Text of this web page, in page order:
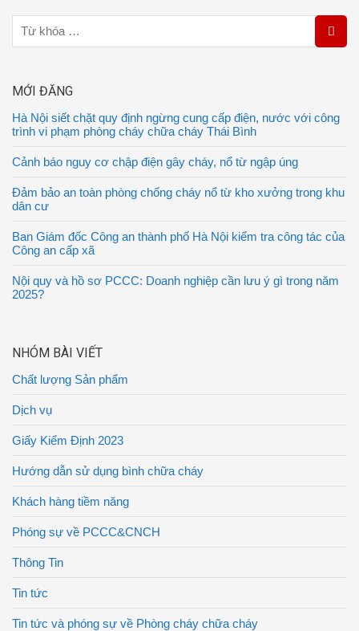
MỚI ĐĂNG
Hà Nội siết chặt quy định ngừng cung cấp điện, nước với công
trình vi phạm phòng cháy chữa cháy Thái Bình
Cảnh báo nguy cơ chập điện gây cháy, nổ từ ngập úng
Đảm bảo an toàn phòng chống cháy nổ từ kho xưởng trong khu
dân cư
Ban Giám đốc Công an thành phố Hà Nội kiểm tra công tác của
Công an cấp xã
Nội quy và hồ sơ PCCC: Doanh nghiệp cần lưu ý gì trong năm
2025?
NHÓM BÀI VIẾT
Chất lượng Sản phẩm
Dịch vụ
Giấy Kiểm Định 2023
Hướng dẫn sử dụng bình chữa cháy
Khách hàng tiềm năng
Phóng sự về PCCC&CNCH
Thông Tin
Tin tức
Tin tức và phóng sự về Phòng cháy chữa cháy